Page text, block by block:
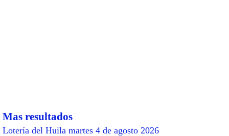
Mas resultados
Lotería del Huila martes 4 de agosto 2026